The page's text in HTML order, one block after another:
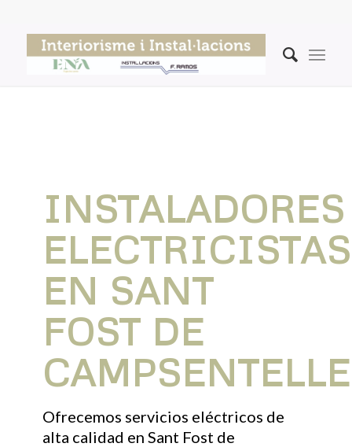
INSTALADORES
ELECTRICISTAS
EN SANT
FOST DE
Ofrecemos servicios eléctricos de
alta calidad en Sant Fost de